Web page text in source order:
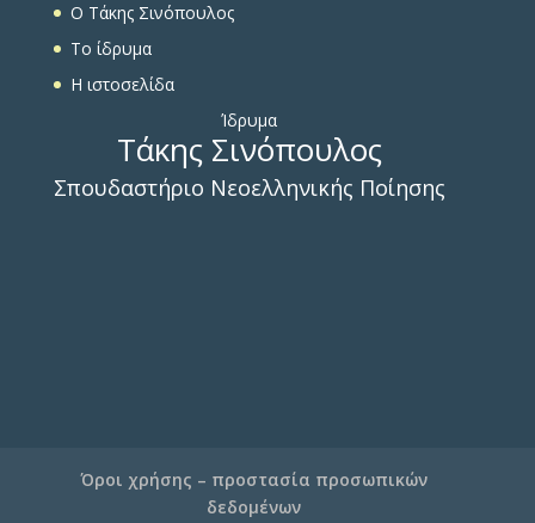
O Τάκης Σινόπουλος
To ίδρυμα
Η ιστοσελίδα
Ίδρυμα
Τάκης Σινόπουλος
Σπουδαστήριο Νεοελληνικής Ποίησης
Όροι χρήσης – προστασία προσωπικών
δεδομένων